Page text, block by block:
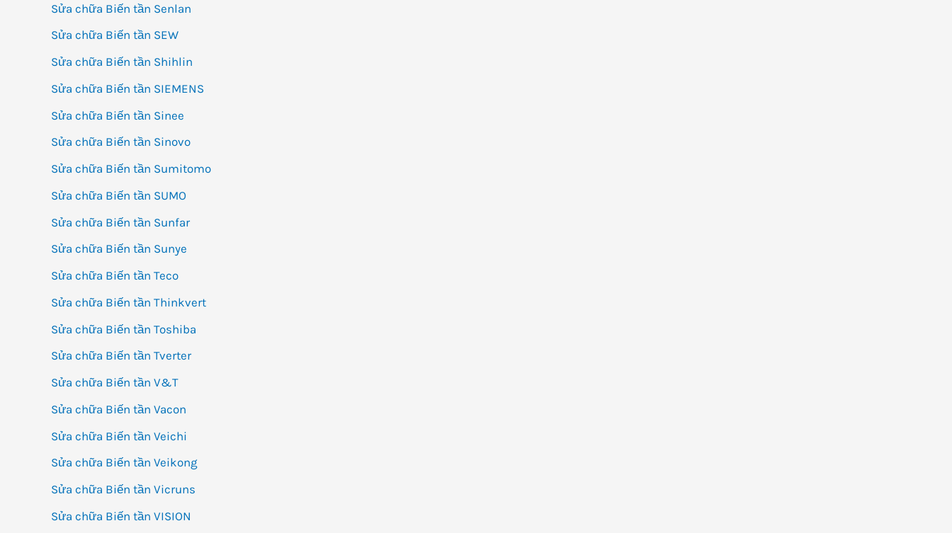
Sửa chữa Biến tần Senlan
Sửa chữa Biến tần SEW
Sửa chữa Biến tần Shihlin
Sửa chữa Biến tần SIEMENS
Sửa chữa Biến tần Sinee
Sửa chữa Biến tần Sinovo
Sửa chữa Biến tần Sumitomo
Sửa chữa Biến tần SUMO
Sửa chữa Biến tần Sunfar
Sửa chữa Biến tần Sunye
Sửa chữa Biến tần Teco
Sửa chữa Biến tần Thinkvert
Sửa chữa Biến tần Toshiba
Sửa chữa Biến tần Tverter
Sửa chữa Biến tần V&T
Sửa chữa Biến tần Vacon
Sửa chữa Biến tần Veichi
Sửa chữa Biến tần Veikong
Sửa chữa Biến tần Vicruns
Sửa chữa Biến tần VISION